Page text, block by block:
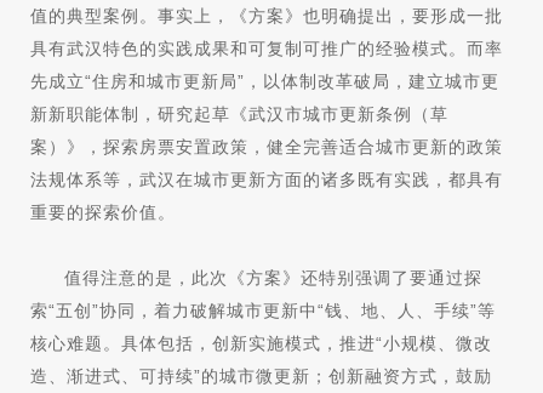
值的典型案例。事实上，《方案》也明确提出，要形成一批
具有武汉特色的实践成果和可复制可推广的经验模式。而率
先成立“住房和城市更新局”，以体制改革破局，建立城市更
新新职能体制，研究起草《武汉市城市更新条例（草
案）》，探索房票安置政策，健全完善适合城市更新的政策
法规体系等，武汉在城市更新方面的诸多既有实践，都具有
重要的探索价值。
值得注意的是，此次《方案》还特别强调了要通过探
索“五创”协同，着力破解城市更新中“钱、地、人、手续”等
核心难题。具体包括，创新实施模式，推进“小规模、微改
造、渐进式、可持续”的城市微更新；创新融资方式，鼓励